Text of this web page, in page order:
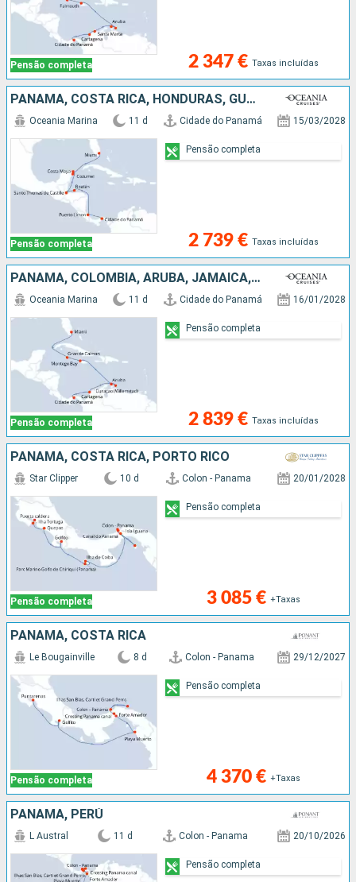
Pensão completa 2 347 € Taxas incluídas
PANAMA, COSTA RICA, HONDURAS, GUATEMALA, CARAIBAS - MEXICO, ESTADOS UNIDOS
Pensão completa
Oceania Marina 11 d Cidade do Panamá 15/03/2028
2 739 € Taxas incluídas
Pensão completa
PANAMA, COLÔMBIA, ARUBA, JAMAICA, CAIMÃO (ILHAS), ESTADOS UNIDOS
Pensão completa
Oceania Marina 11 d Cidade do Panamá 16/01/2028
2 839 € Taxas incluídas
Pensão completa
PANAMA, COSTA RICA, PORTO RICO
Pensão completa
Star Clipper 10 d Colon - Panama 20/01/2028
3 085 € +Taxas
Pensão completa
PANAMA, COSTA RICA
Pensão completa
Le Bougainville 8 d Colon - Panama 29/12/2027
4 370 € +Taxas
Pensão completa
PANAMA, PERÚ
L Austral 11 d Colon - Panama 20/10/2026
Pensão completa